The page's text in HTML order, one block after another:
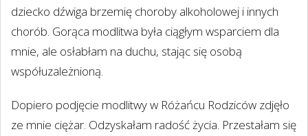
dziecko dźwiga brzemię choroby alkoholowej i innych
chorób. Gorąca modlitwa była ciągłym wsparciem dla
mnie, ale osłabłam na duchu, stając się osobą
współuzależnioną.
Dopiero podjęcie modlitwy w Różańcu Rodziców zdjęło
ze mnie ciężar. Odzyskałam radość życia. Przestałam się